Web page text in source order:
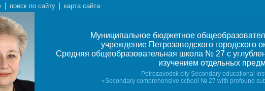
поиск по сайту карта сайта
Муниципальное бюджетное
учреждение Петрозаводского городского
Средняя общеобразовательная школа № 27 c
изучением отдельных
Petrozavodsk city Secondary educational
«Secondary comprehensive school № 27 with profound